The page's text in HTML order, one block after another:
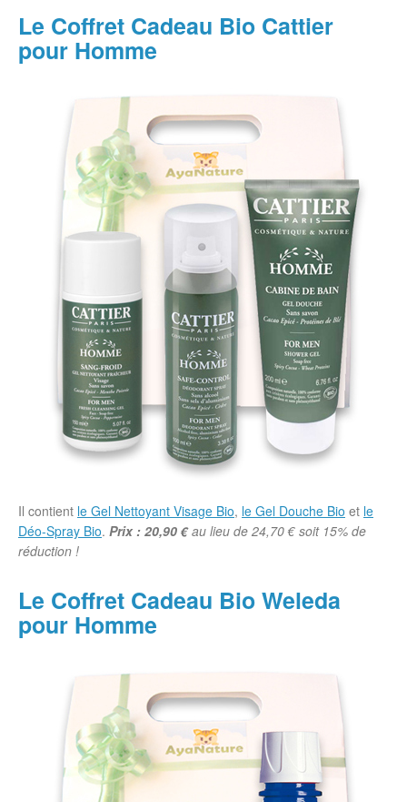
Le Coffret Cadeau Bio Cattier
pour Homme
Il contient le Gel Nettoyant Visage Bio, le Gel Douche Bio et le
Déo-Spray Bio. Prix : 20,90 €au lieu de 24,70 € soit 15% de
réduction !
Le Coffret Cadeau Bio Weleda
pour Homme